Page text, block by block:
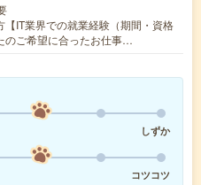
【IT業界での就業経験（期間・資格
のご希望に合ったお仕事…
しずか
コツコツ